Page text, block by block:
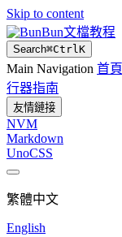
Skip to content
Bun文檔教程
Search⌘CtrlK
Main Navigation 首頁
行器指南
友情鏈接
NVM
Markdown
UnoCSS
繁體中文
English